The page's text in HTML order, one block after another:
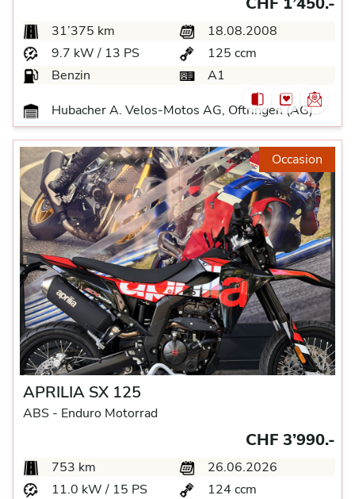
31’375 km
18.08.2008
9.7 kW / 13 PS
125 ccm
Benzin
A1
Hubacher A. Velos-Motos AG, Oftringen (AG)
Occasion
APRILIA SX 125
ABS - Enduro Motorrad
CHF 3’990.-
753 km
26.06.2026
11.0 kW / 15 PS
124 ccm